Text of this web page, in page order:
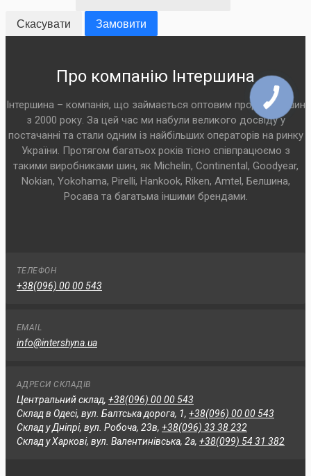
Скасувати Замовити
Про компанію Інтершина
Інтершина – компанія, що займається оптовим продажем шин
з 2000 року. За цей час ми набули великого досвіду у
постачанні та стали одним із найбільших операторів на ринку
України. Протягом багатьох років тісно співпрацюємо з
такими виробниками шин, як Michelin, Continental, Goodyear,
Nokian, Yokohama, Pirelli, Hankook, Riken, Amtel, Белшина,
Росава та багатьма іншими брендами.
ТЕЛЕФОН
+38(096) 00 00 543
EMAIL
info@intershyna.ua
АДРЕСИ СКЛАДІВ
Центральний склад, +38(096) 00 00 543
Склад в Одесі, вул. Балтська дорога, 1, +38(096) 00 00 543
Склад у Дніпрі, вул. Робоча, 23в, +38(096) 33 38 232
Склад у Харкові, вул. Валентинівська, 2а, +38(099) 54 31 382